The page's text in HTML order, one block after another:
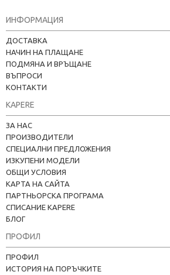
ИНФОРМАЦИЯ
ДОСТАВКА
НАЧИН НА ПЛАЩАНЕ
ПОДМЯНА И ВРЪЩАНЕ
ВЪПРОСИ
КОНТАКТИ
KAPERE
ЗА НАС
ПРОИЗВОДИТЕЛИ
СПЕЦИАЛНИ ПРЕДЛОЖЕНИЯ
ИЗКУПЕНИ МОДЕЛИ
ОБЩИ УСЛОВИЯ
КАРТА НА САЙТА
ПАРТНЬОРСКА ПРОГРАМА
СПИСАНИЕ KAPERE
БЛОГ
ПРОФИЛ
ПРОФИЛ
ИСТОРИЯ НА ПОРЪЧКИТЕ